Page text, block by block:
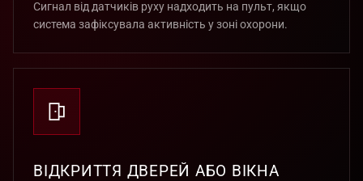
Сигнал від датчиків руху надходить на пульт, якщо
система зафіксувала активність у зоні охорони.
ВІДКРИТТЯ ДВЕРЕЙ АБО ВІКНА